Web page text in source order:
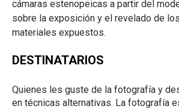
cámaras estenopeicas a partir del
sobre la exposición y el revelado de
materiales expuestos.
DESTINATARIOS
Quienes les guste de la fotografía y
en técnicas alternativas. La fotografía